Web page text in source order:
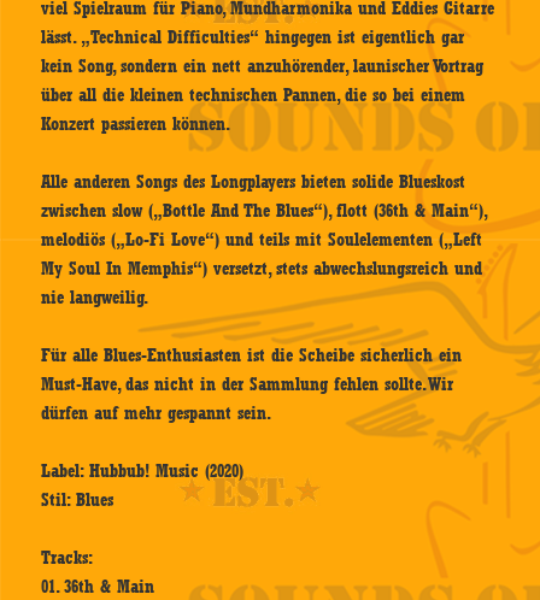
viel Spielraum für Piano, Mundharmonika und Eddies Gitarre
lässt. „Technical Difficulties“ hingegen ist eigentlich gar
kein Song, sondern ein nett anzuhörender, launischer Vortrag
über all die kleinen technischen Pannen, die so bei einem
Konzert passieren können.
Alle anderen Songs des Longplayers bieten solide Blueskost
zwischen slow („Bottle And The Blues“), flott (36th & Main“),
melodiös („Lo-Fi Love“) und teils mit Soulelementen („Left
My Soul In Memphis“) versetzt, stets abwechslungsreich und
nie langweilig.
Für alle Blues-Enthusiasten ist die Scheibe sicherlich ein
Must-Have, das nicht in der Sammlung fehlen sollte. Wir
dürfen auf mehr gespannt sein.
Label: Hubbub! Music (2020)
Stil: Blues
Tracks:
01. 36th & Main